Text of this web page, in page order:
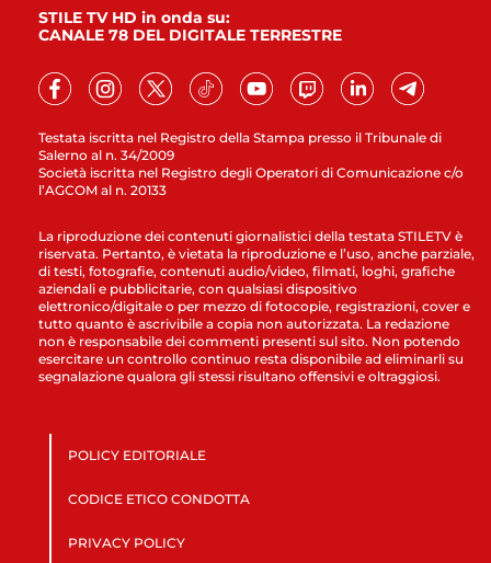
Testata iscritta nel Registro della Stampa presso il Tribunale di
Salerno al n. 34/2009
Società iscritta nel Registro degli Operatori di Comunicazione c/o
l’AGCOM al n. 20133
STILE TV HD in onda su:
CANALE 78 DEL DIGITALE TERRESTRE
La riproduzione dei contenuti giornalistici della testata STILETV è
riservata. Pertanto, è vietata la riproduzione e l’uso, anche parziale,
di testi, fotografie, contenuti audio/video, filmati, loghi, grafiche
aziendali e pubblicitarie, con qualsiasi dispositivo
elettronico/digitale o per mezzo di fotocopie, registrazioni, cover e
tutto quanto è ascrivibile a copia non autorizzata. La redazione
non è responsabile dei commenti presenti sul sito. Non potendo
esercitare un controllo continuo resta disponibile ad eliminarli su
segnalazione qualora gli stessi risultano offensivi e oltraggiosi.
POLICY EDITORIALE
CODICE ETICO CONDOTTA
PRIVACY POLICY